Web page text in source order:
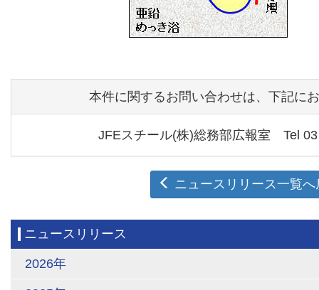
本件に関するお問い合わせは、下記に
JFEスチール(株)総務部広報室 Tel
ニュースリリース一覧へ
ニュースリリース
2026年